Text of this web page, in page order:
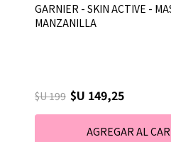
GARNIER - SKIN ACTIVE -
MANZANILLA
$U 199 $U 149,25